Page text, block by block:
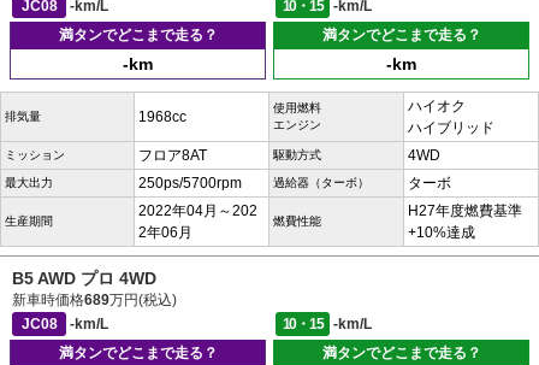
JC08
-km/L 10・15
-km/L
満タンでどこまで走る？
-km
満タンでどこまで走る？
-km
排気量 1968cc
使用燃料
エンジン
ハイオク
ハイブリッド
ミッション フロア8AT 駆動方式 4WD
最大出力 250ps/5700rpm 過給器（ターボ） ターボ
生産期間
2022年04月～202
2年06月
燃費性能
H27年度燃費基準
+10%達成
B5 AWD プロ 4WD
新車時価格689万円(税込)
JC08
-km/L 10・15
-km/L
満タンでどこまで走る？
満タンでどこまで走る？